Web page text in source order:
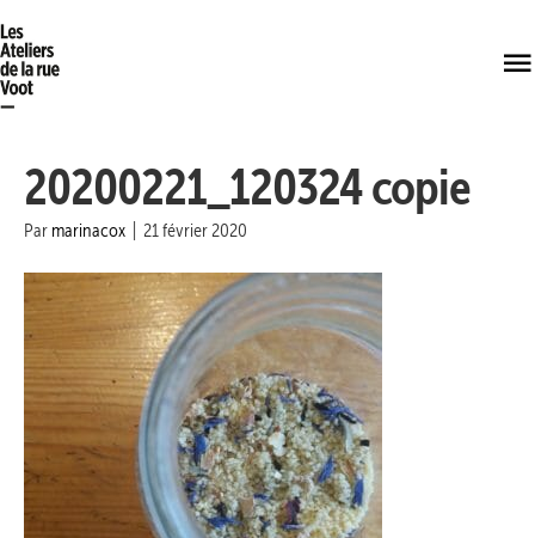
20200221_120324 copie
Par marinacox 21 février 2020